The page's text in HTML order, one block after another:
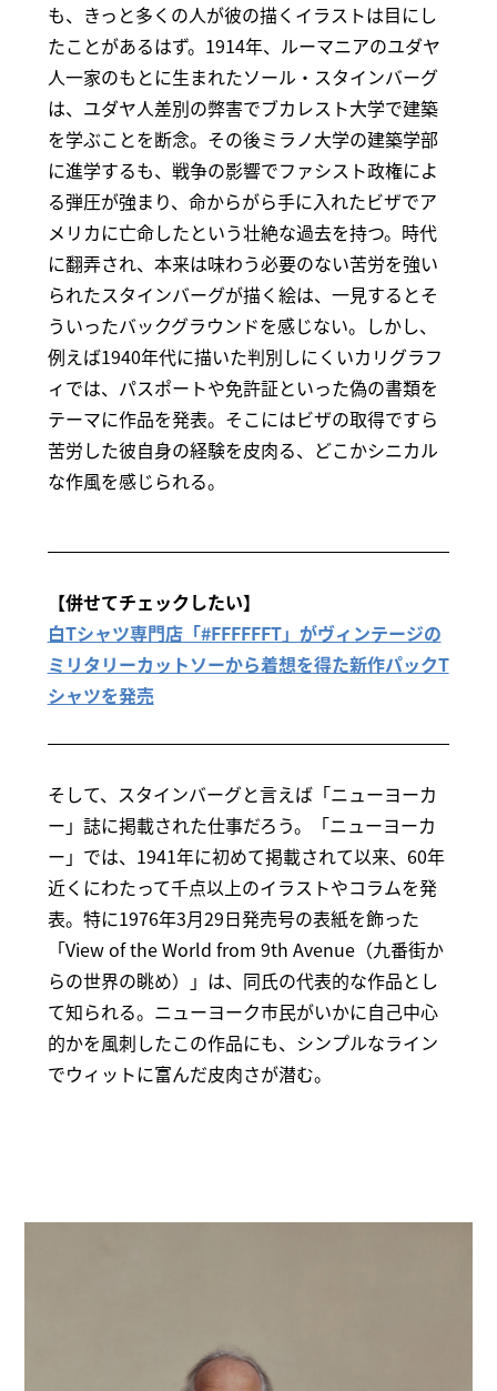
も、きっと多くの人が彼の描くイラストは目にし
たことがあるはず。1914年、ルーマニアのユダヤ
人一家のもとに生まれたソール・スタインバーグ
は、ユダヤ人差別の弊害でブカレスト大学で建築
を学ぶことを断念。その後ミラノ大学の建築学部
に進学するも、戦争の影響でファシスト政権によ
る弾圧が強まり、命からがら手に入れたビザでア
メリカに亡命したという壮絶な過去を持つ。時代
に翻弄され、本来は味わう必要のない苦労を強い
られたスタインバーグが描く絵は、一見するとそ
ういったバックグラウンドを感じない。しかし、
例えば1940年代に描いた判別しにくいカリグラフ
ィでは、パスポートや免許証といった偽の書類を
テーマに作品を発表。そこにはビザの取得ですら
苦労した彼自身の経験を皮肉る、どこかシニカル
な作風を感じられる。
【併せてチェックしたい】
白Tシャツ専門店「#FFFFFFT」がヴィンテージの
ミリタリーカットソーから着想を得た新作パックT
シャツを発売
そして、スタインバーグと言えば「ニューヨーカ
ー」誌に掲載された仕事だろう。「ニューヨーカ
ー」では、1941年に初めて掲載されて以来、60年
近くにわたって千点以上のイラストやコラムを発
表。特に1976年3月29日発売号の表紙を飾った
「View of the World from 9th Avenue（九番街か
らの世界の眺め）」は、同氏の代表的な作品とし
て知られる。ニューヨーク市民がいかに自己中心
的かを風刺したこの作品にも、シンプルなライン
でウィットに富んだ皮肉さが潜む。